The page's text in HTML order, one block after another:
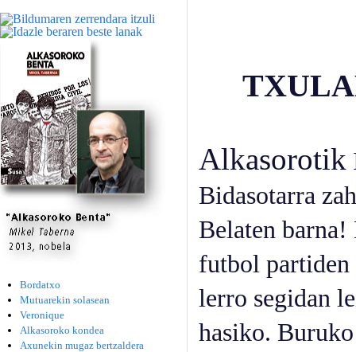
Bordatxo
Mutuarekin solasean
Veronique
Alkasoroko kondea
Axunekin mugaz bertzaldera
Alkasorotik
Bidasotarra
Belaten
futbol
lerro segidan
hasiko.